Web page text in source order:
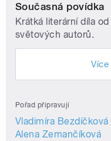
Současná povídka
Krátká literární díla
světových autorů.
Pořad připravují
Vladimíra Bezdíčková
Alena Zemančíková